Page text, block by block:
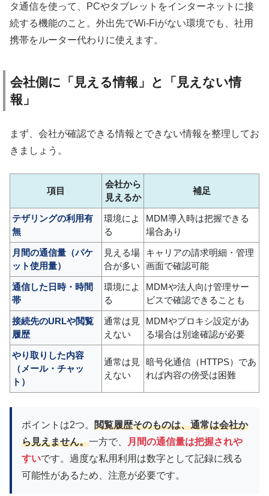
タ通信を使って、PCやタブレットをインターネットに接
続する機能のこと。外出先でWi-Fiがない環境でも、社用
携帯をルーター代わりに使えます。
会社側に「見える情報」と「見えない情
報」
まず、会社が確認できる情報とできない情報を整理してお
きましょう。
項目
会社から
見えるか
補足
テザリングの利用有
無
環境によ
る
MDM導入時は把握できる
場合あり
月間の通信量（パケ
ット使用量）
見える場
合が多い
キャリアの請求明細・管理
画面で確認可能
通信した日時・時間
帯
環境によ
る
MDMや法人向け管理サー
ビスで確認できることも
接続先のURLや閲覧
履歴
通常は見
えない
MDMやプロキシ設定があ
る場合は別途確認が必要
やり取りした内容
（メール・チャッ
ト）
通常は見
えない
暗号化通信（HTTPS）であ
れば内容の傍受は困難
ポイントは2つ。 閲覧履歴そのものは、通常は会社か
ら見えません。一方で、
月間の通信量は把握されや
すいです。過度な私用利用は数字として記録に残る
可能性があるため、注意が必要です。